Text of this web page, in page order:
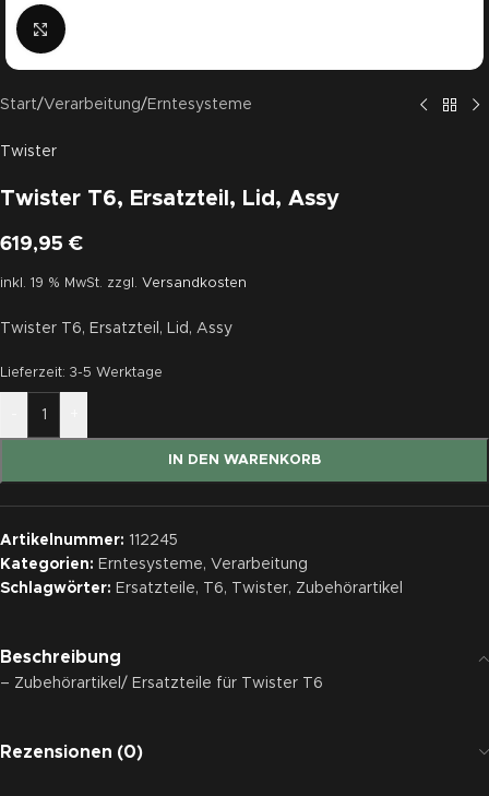
Click to enlarge
Start/Verarbeitung/ Erntesysteme
Twister
Twister T6, Ersatzteil, Lid, Assy
619,95 €
inkl. 19 % MwSt. zzgl. Versandkosten
Twister T6, Ersatzteil, Lid, Assy
Lieferzeit: 3-5 Werktage
IN DEN WARENKORB
Artikelnummer: 112245
Kategorien: Erntesysteme, Verarbeitung
Schlagwörter: Ersatzteile, T6, Twister, Zubehörartikel
Beschreibung
– Zubehörartikel/ Ersatzteile für Twister T6
Rezensionen (0)